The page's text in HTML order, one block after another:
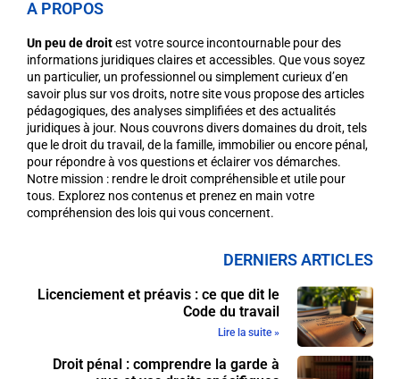
A PROPOS
Un peu de droitest votre source incontournable pour des
informations juridiques claires et accessibles. Que vous soyez
un particulier, un professionnel ou simplement curieux d’en
savoir plus sur vos droits, notre site vous propose des articles
pédagogiques, des analyses simplifiées et des actualités
juridiques à jour. Nous couvrons divers domaines du droit, tels
que le droit du travail, de la famille, immobilier ou encore pénal,
pour répondre à vos questions et éclairer vos démarches.
Notre mission : rendre le droit compréhensible et utile pour
tous. Explorez nos contenus et prenez en main votre
compréhension des lois qui vous concernent.
DERNIERS ARTICLES
Licenciement et préavis : ce que dit le
Code du travail
Lire la suite »
Droit pénal : comprendre la garde à